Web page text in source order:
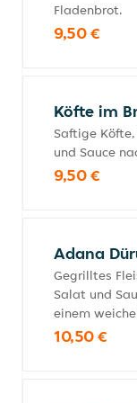
Fladenbrot.
9,50 €
Köfte im
Saftige
und Sauce
9,50 €
Adana
Gegrilltes
Salat und
einem
10,50 €